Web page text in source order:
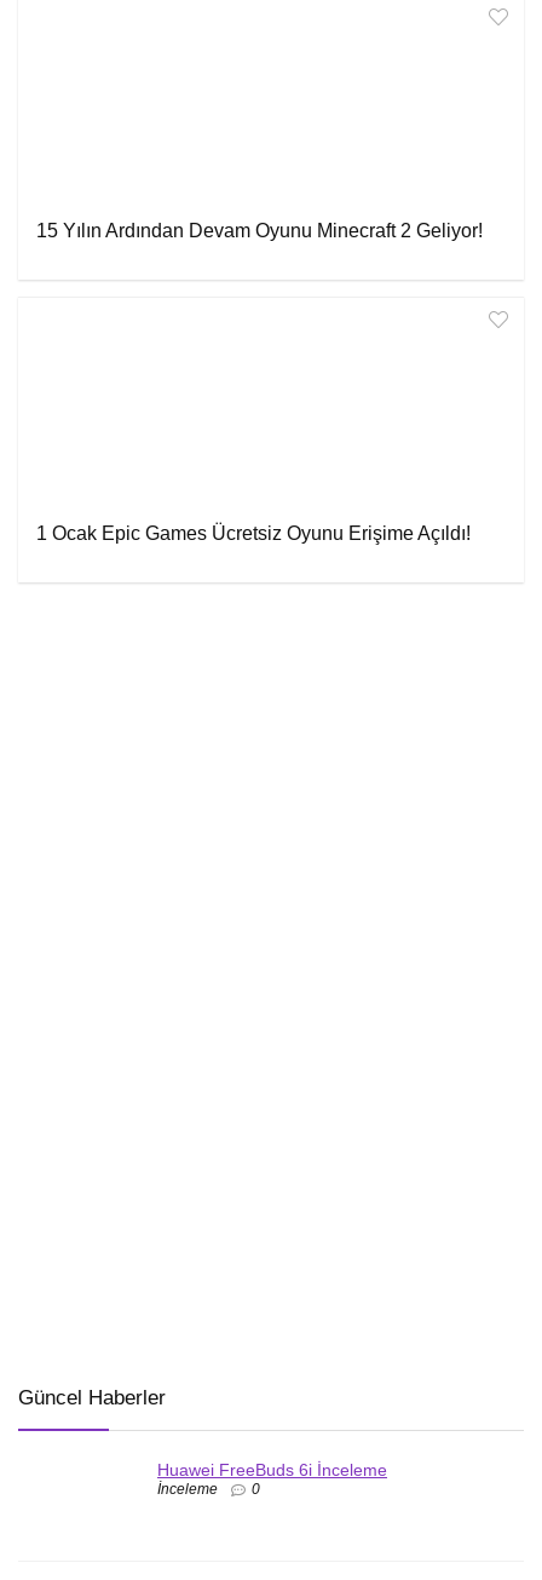
15 Yılın Ardından Devam Oyunu Minecraft 2 Geliyor!
1 Ocak Epic Games Ücretsiz Oyunu Erişime Açıldı!
Güncel Haberler
Huawei FreeBuds 6i İnceleme
İnceleme 0